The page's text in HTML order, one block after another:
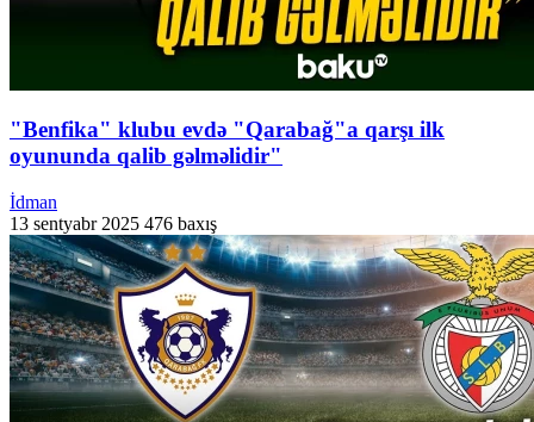
"Benfika" klubu evdə "Qarabağ"a qarşı ilk
oyununda qalib gəlməlidir"
İdman
13 sentyabr 2025 476 baxış